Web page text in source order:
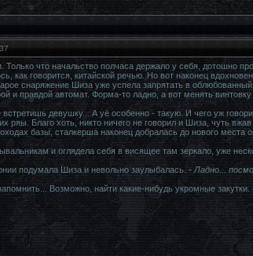
что начальство полчаса держало у себя, дотошно
как говорится, китайской речью. Но вот наконец
снаряжение Шиза уже успела запрятать в облюбованный
правдой автомат. Форма-то ладно, а вот менять винтовку
девушку... А уё особенно - такую. И чего уж
Благо хоть, никто ничего не говорил и Шиза, чуть
базы, сталкерша наконец добралась до нового места
и оглядела себя в висящее там зеркало, уже
подумала Шиза и невольно заулыбалась. -Ладно...
Возможно, найти какие-нибудь укромные